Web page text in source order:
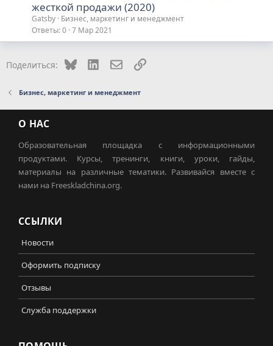
жесткой продажи (2020)
Gatsby Бизнес, маркетинг и менеджмент
Ответы 0 7 Мар 2021
Поделиться: Bluesky LinkedInЭлектронная почта
Ссылка
Бизнес, маркетинг и менеджмент
О НАС
Образовательная площадка с информационными
продуктами. Курсы, тренинги, книги, уроки, гайды,
материалы на различные тематики. Развивайся вместе с
нами на Freeskladchina.org.
ССЫЛКИ
Новости
Оформить подписку
Отзывы
Служба поддержки